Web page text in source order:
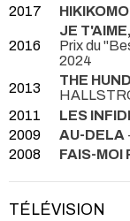
2017
2016
JE
Prix du
2024
2013
THE
2011
LES
2009
AU-DELA
2008
FAIS-MOI
TÉLÉVISION